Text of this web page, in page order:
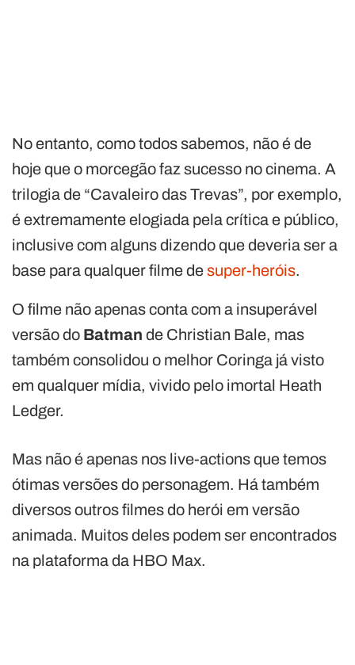
No entanto, como todos sabemos, não é de
hoje que o morcegão faz sucesso no cinema. A
trilogia de “Cavaleiro das Trevas”, por exemplo,
é extremamente elogiada pela crítica e público,
inclusive com alguns dizendo que deveria ser a
base para qualquer filme desuper-heróis.
O filme não apenas conta com a insuperável
versão do Batman de Christian Bale, mas
também consolidou o melhor Coringa já visto
em qualquer mídia, vivido pelo imortal Heath
Ledger.
Mas não é apenas nos live-actions que temos
ótimas versões do personagem. Há também
diversos outros filmes do herói em versão
animada. Muitos deles podem ser encontrados
na plataforma da HBO Max.